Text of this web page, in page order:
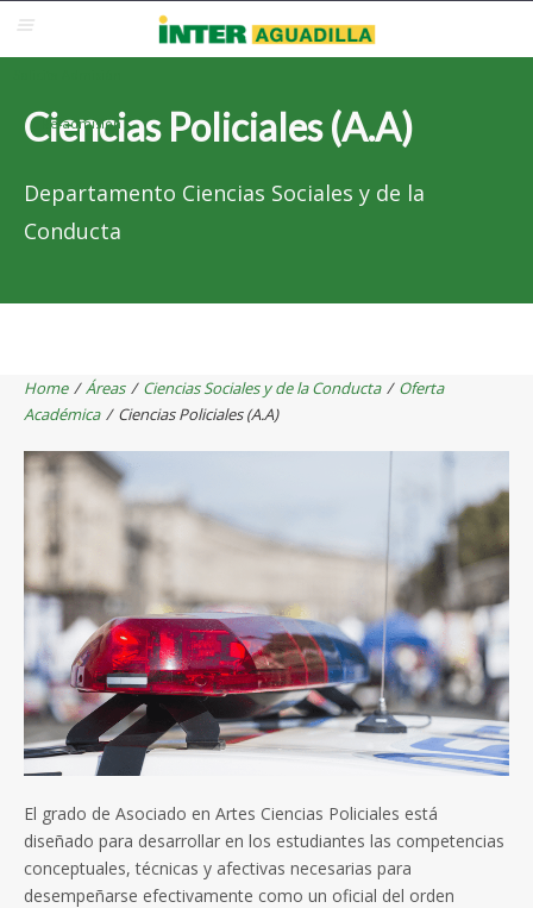
Correo Electrónico
Re-admisión
Ciencias Policiales (A.A)
Departamento Ciencias Sociales y de la
Conducta
Home /Áreas / Ciencias Sociales y de la Conducta / Oferta
Académica / Ciencias Policiales (A.A)
El grado de Asociado en Artes Ciencias Policiales está
diseñado para desarrollar en los estudiantes las competencias
conceptuales, técnicas y afectivas necesarias para
desempeñarse efectivamente como un oficial del orden